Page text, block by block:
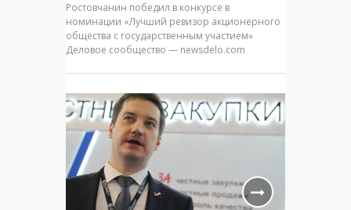
Ростовчанин победил в конкурсе в
номинации «Лучший ревизор акционерного
общества с государственным участием»
Деловое сообщество — newsdelo.com